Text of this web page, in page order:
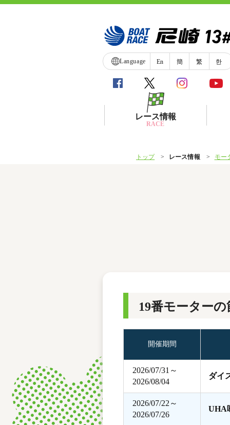
Language En 簡 繁 한
レース情報
RACE
ボートデータ
トップ レース情報 モー
19番モーター
開催期間
2026/07/31～
2026/08/04
ダイ
2026/07/22～
2026/07/26
UHA